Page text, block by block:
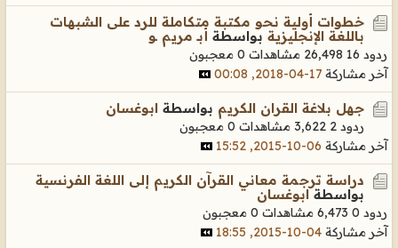
خطوات أولية نحو مكتبة متكاملة للرد على الشبهات
باللغة الإنجليزية بواسطة أبـ مريم ـو
ردود 16 26,498 مشاهدات
0 معجبون
آخر مشاركة 17-04-2018, 00:08
جهل بلاغة القران الكريم بواسطة ابوغسان
ردود 2 3,622 مشاهدات
0 معجبون
آخر مشاركة 06-10-2015, 15:52
دراسة ترجمة معاني القرآن الكريم إلى اللغة الفرنسية
بواسطةابوغسان
ردود 0 6,473 مشاهدات
0 معجبون
آخر مشاركة 04-10-2015, 18:55